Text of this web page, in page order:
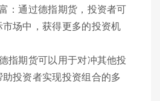
：通过德指期货，投资者可
场中，获得更多的投资机
指期货可以用于对冲其他投
投资者实现投资组合的多